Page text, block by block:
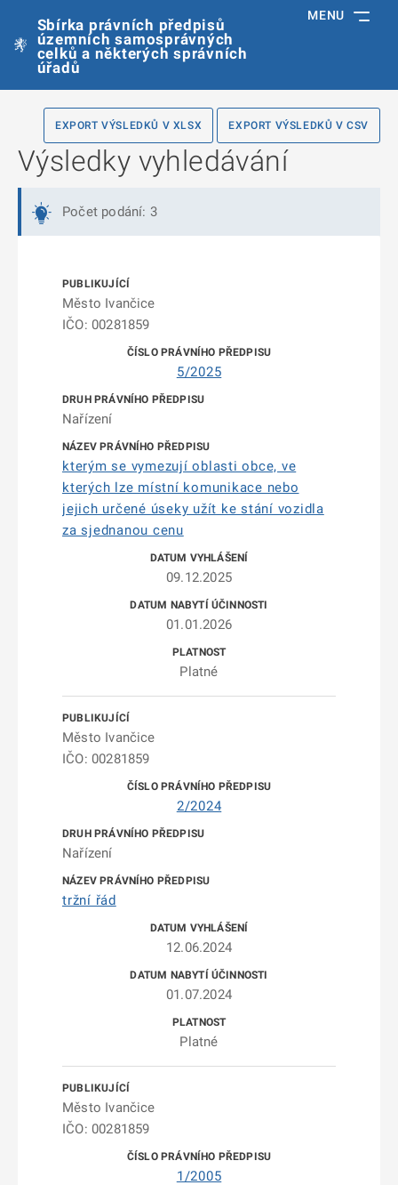
Sbírka právních předpisů
územních samosprávných
celků a některých správních
úřadů
MENU
EXPORT VÝSLEDKŮ V XLSX EXPORT VÝSLEDKŮ V CSV
Výsledky vyhledávání
Počet podání: 3
Město Ivančice
IČO: 00281859
5/2025
Nařízení
kterým se vymezují oblasti obce, ve
kterých lze místní komunikace nebo
jejich určené úseky užít ke stání vozidla
za sjednanou cenu
09.12.2025
01.01.2026
Platné
Město Ivančice
IČO: 00281859
2/2024
Nařízení
tržní řád
12.06.2024
01.07.2024
Platné
Město Ivančice
IČO: 00281859
1/2005